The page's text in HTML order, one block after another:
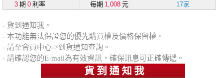
3 期 0 利率 每期 1,008 元 17家
- 貨到通知我。
- 本功能無法保證您的優先購買權及價格保留權。
- 請至會員中心->到貨通知查詢。
- 請確認您的E-mail為有效資訊，確保訊息可正確傳遞。